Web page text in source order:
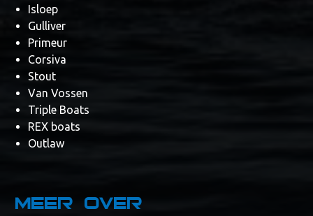
Isloep
Gulliver
Primeur
Corsiva
Stout
Van Vossen
Triple Boats
REX boats
Outlaw
Meer over